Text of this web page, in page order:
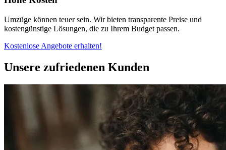
Umzüge können teuer sein. Wir bieten transparente Preise und
kostengünstige Lösungen, die zu Ihrem Budget passen.
Kostenlose Angebote erhalten!
Unsere zufriedenen Kunden